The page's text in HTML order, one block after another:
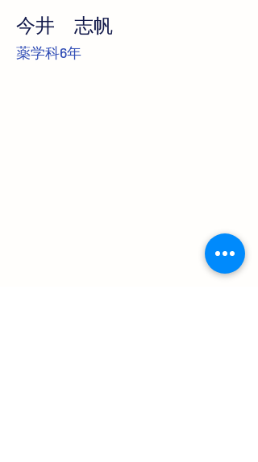
今井 志帆
薬学科6年